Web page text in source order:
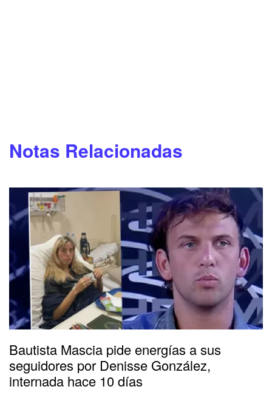
Notas Relacionadas
Bautista Mascia pide energías a sus
seguidores por Denisse González,
internada hace 10 días